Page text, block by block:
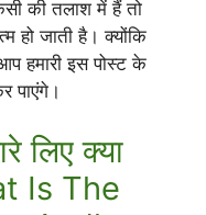
की तलाश में हैं तो
हो जाती है। क्योंकि
हमारी इस पोस्ट के
पाएंगे।
लिए क्या
Is The